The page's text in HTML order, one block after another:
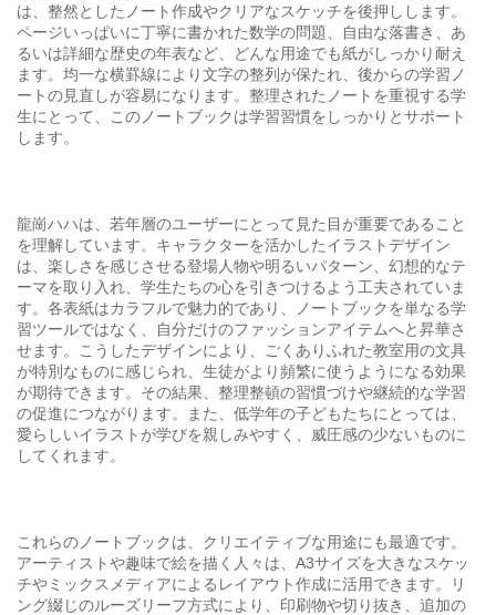
は、整然としたノート作成やクリアなスケッチを後押しします。
ページいっぱいに丁寧に書かれた数学の問題、自由な落書き、あ
るいは詳細な歴史の年表など、どんな用途でも紙がしっかり耐え
ます。均一な横罫線により文字の整列が保たれ、後からの学習ノ
ートの見直しが容易になります。整理されたノートを重視する学
生にとって、このノートブックは学習習慣をしっかりとサポート
します。
龍崗ハハは、若年層のユーザーにとって見た目が重要であること
を理解しています。キャラクターを活かしたイラストデザイン
は、楽しさを感じさせる登場人物や明るいパターン、幻想的なテ
ーマを取り入れ、学生たちの心を引きつけるよう工夫されていま
す。各表紙はカラフルで魅力的であり、ノートブックを単なる学
習ツールではなく、自分だけのファッションアイテムへと昇華さ
せます。こうしたデザインにより、ごくありふれた教室用の文具
が特別なものに感じられ、生徒がより頻繁に使うようになる効果
が期待できます。その結果、整理整頓の習慣づけや継続的な学習
の促進につながります。また、低学年の子どもたちにとっては、
愛らしいイラストが学びを親しみやすく、威圧感の少ないものに
してくれます。
これらのノートブックは、クリエイティブな用途にも最適です。
アーティストや趣味で絵を描く人々は、A3サイズを大きなスケッ
チやミックスメディアによるレイアウト作成に活用できます。リ
ング綴じのルーズリーフ方式により、印刷物や切り抜き、追加の